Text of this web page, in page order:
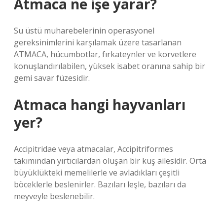
Atmaca ne işe yarar?
Su üstü muharebelerinin operasyonel
gereksinimlerini karşılamak üzere tasarlanan
ATMACA, hücumbotlar, fırkateynler ve korvetlere
konuşlandırılabilen, yüksek isabet oranına sahip bir
gemi savar füzesidir.
Atmaca hangi hayvanları
yer?
Accipitridae veya atmacalar, Accipitriformes
takımından yırtıcılardan oluşan bir kuş ailesidir. Orta
büyüklükteki memelilerle ve avladıkları çeşitli
böceklerle beslenirler. Bazıları leşle, bazıları da
meyveyle beslenebilir.